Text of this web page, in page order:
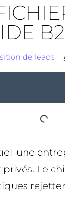
de leads
une
Le